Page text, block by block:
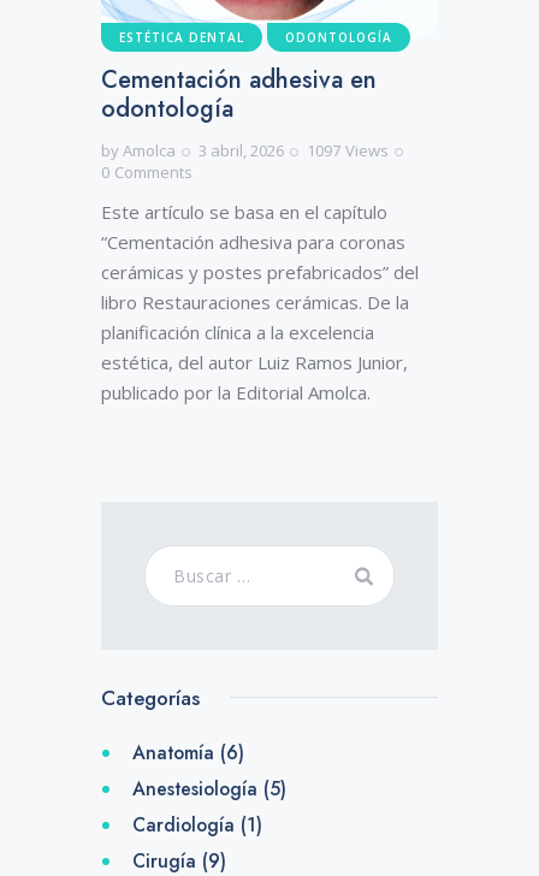
ESTÉTICA DENTAL ODONTOLOGÍA
Cementación adhesiva en
odontología
byAmolca 3 abril, 2026 1097 Views
0 Comments
Este artículo se basa en el capítulo
“Cementación adhesiva para coronas
cerámicas y postes prefabricados” del
libro Restauraciones cerámicas. De la
planificación clínica a la excelencia
estética, del autor Luiz Ramos Junior,
publicado por la Editorial Amolca.
Categorías
Anatomía (6)
Anestesiología (5)
Cardiología (1)
Cirugía (9)